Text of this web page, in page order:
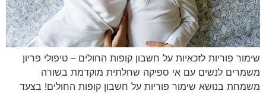
שימור פוריות לזכאיות על חשבון קופות החולים – טיפולי פריון
משמרים לנשים עם אי ספיקה שחלתית מוקדמת בשורה
משמחת בנושא שימור פוריות על חשבון קופות החולים! בצעד